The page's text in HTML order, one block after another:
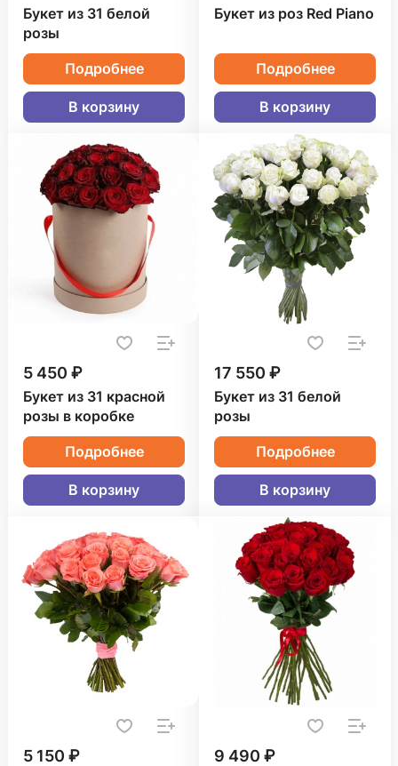
Букет из 31 белой
розы
Подробнее
В корзину
Букет из роз Red Piano
Подробнее
В корзину
5 450 ₽
Букет из 31 красной
розы в коробке
Подробнее
В корзину
17 550 ₽
Букет из 31 белой
розы
Подробнее
В корзину
5 150 ₽ 9 490 ₽